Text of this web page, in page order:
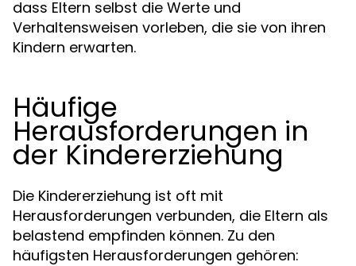
dass Eltern selbst die Werte und
Verhaltensweisen vorleben, die sie von ihren
Kindern erwarten.
Häufige
Herausforderungen in
der Kindererziehung
Die Kindererziehung ist oft mit
Herausforderungen verbunden, die Eltern als
belastend empfinden können. Zu den
häufigsten Herausforderungen gehören: